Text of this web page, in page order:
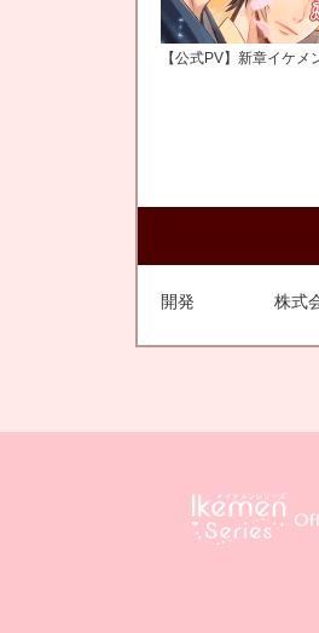
【公式PV】新章イケ
開発 株式